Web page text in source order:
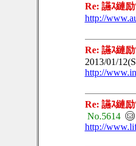
Re: 讌ｽ縺
http://
Re: 讌ｽ縺励
2013/01/
http://
Re: 讌ｽ縺励
No.5614
http://